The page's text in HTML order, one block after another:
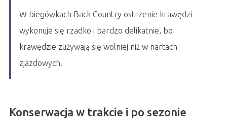
W biegówkach Back Country ostrzenie krawędzi
wykonuje się rzadko i bardzo delikatnie, bo
krawędzie zużywają się wolniej niż w nartach
zjazdowych.
Konserwacja w trakcie i po sezonie